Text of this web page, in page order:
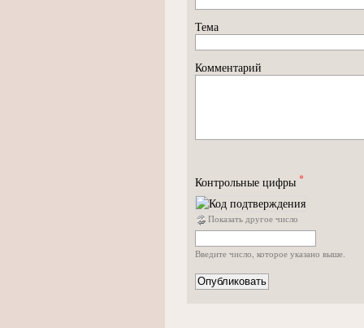
Тема
Комментарий
Контрольные цифры *
Показать другое число
Введите число, которое указано выше.